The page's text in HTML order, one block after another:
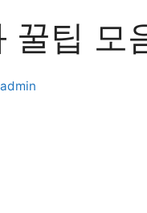
꿀팁 모
admin